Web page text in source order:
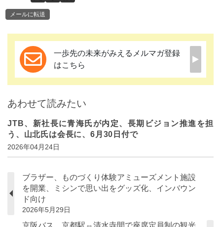
メールに転送
一歩先の未来がみえるメルマガ登録
はこちら
あわせて読みたい
JTB、新社長に青海氏が内定、長期ビジョン推進を担
う、山北氏は会長に、6月30日付で
2026年04月24日
ブラザー、ものづくり体験アミューズメント施設
を開業、ミシンで思い出をグッズ化、インバウン
ド向け
2026年5月29日
京阪バス、京都駅⇔清水寺間で座席定員制の観光